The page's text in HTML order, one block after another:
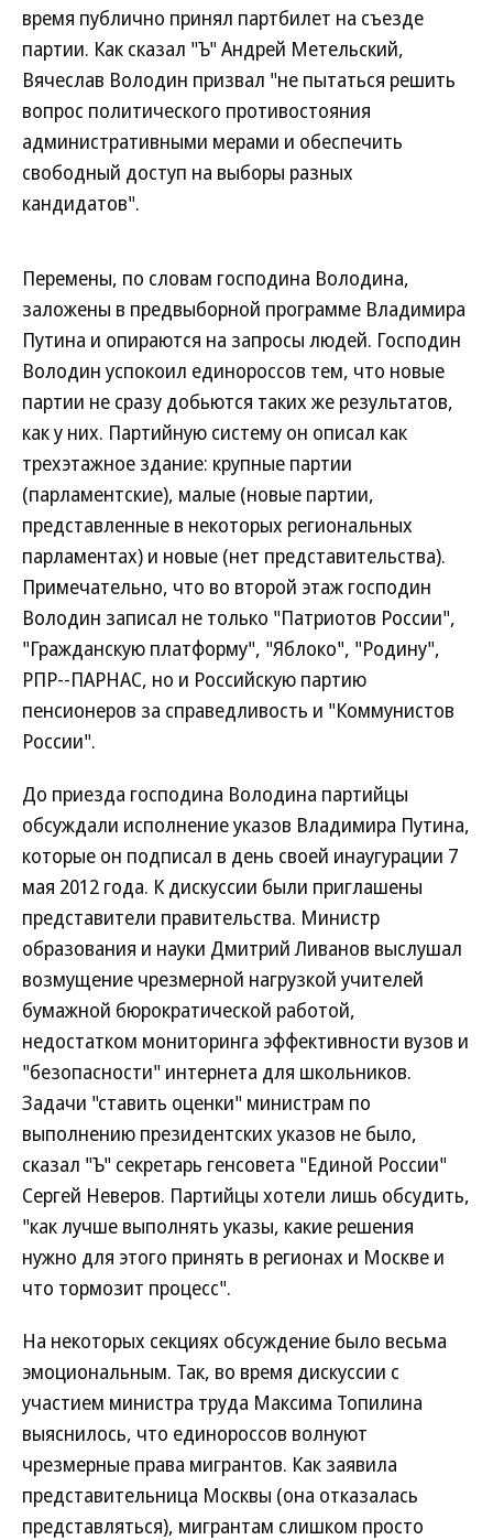
время публично принял партбилет на съезде
партии. Как сказал "Ъ" Андрей Метельский,
Вячеслав Володин призвал "не пытаться решить
вопрос политического противостояния
административными мерами и обеспечить
свободный доступ на выборы разных
кандидатов".
Перемены, по словам господина Володина,
заложены в предвыборной программе Владимира
Путина и опираются на запросы людей. Господин
Володин успокоил единороссов тем, что новые
партии не сразу добьются таких же результатов,
как у них. Партийную систему он описал как
трехэтажное здание: крупные партии
(парламентские), малые (новые партии,
представленные в некоторых региональных
парламентах) и новые (нет представительства).
Примечательно, что во второй этаж господин
Володин записал не только "Патриотов России",
"Гражданскую платформу", "Яблоко", "Родину",
РПР--ПАРНАС, но и Российскую партию
пенсионеров за справедливость и "Коммунистов
России".
До приезда господина Володина партийцы
обсуждали исполнение указов Владимира Путина,
которые он подписал в день своей инаугурации 7
мая 2012 года. К дискуссии были приглашены
представители правительства. Министр
образования и науки Дмитрий Ливанов выслушал
возмущение чрезмерной нагрузкой учителей
бумажной бюрократической работой,
недостатком мониторинга эффективности вузов и
"безопасности" интернета для школьников.
Задачи "ставить оценки" министрам по
выполнению президентских указов не было,
сказал "Ъ" секретарь генсовета "Единой России"
Сергей Неверов. Партийцы хотели лишь обсудить,
"как лучше выполнять указы, какие решения
нужно для этого принять в регионах и Москве и
что тормозит процесс".
На некоторых секциях обсуждение было весьма
эмоциональным. Так, во время дискуссии с
участием министра труда Максима Топилина
выяснилось, что единороссов волнуют
чрезмерные права мигрантов. Как заявила
представительница Москвы (она отказалась
представляться), мигрантам слишком просто